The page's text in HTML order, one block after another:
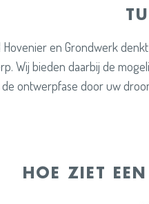
Hovenier en Grondwerk
Wij bieden daarbij de
ontwerpfase door uw
HOE ZIET